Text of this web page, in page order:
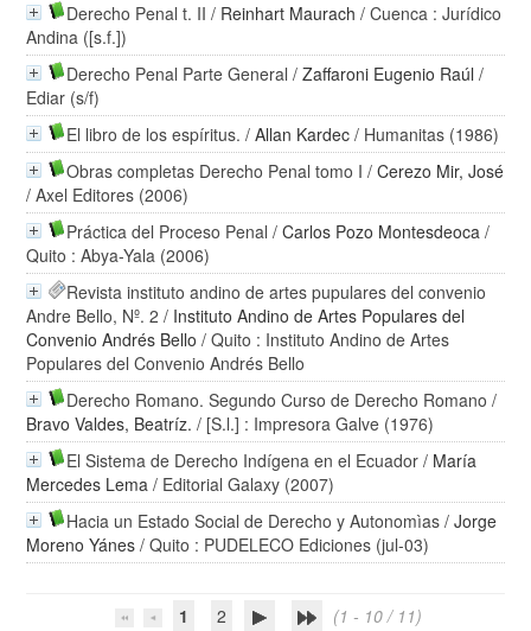
Derecho Penal t. II / Reinhart Maurach / Cuenca : Jurídico
Andina ([s.f.])
Derecho Penal Parte General /Zaffaroni Eugenio Raúl /
Ediar (s/f)
El libro de los espíritus. /Allan Kardec / Humanitas (1986)
Obras completas Derecho Penal tomo I /Cerezo Mir, José
/ Axel Editores (2006)
Práctica del Proceso Penal /Carlos Pozo Montesdeoca /
Quito : Abya-Yala (2006)
Revista instituto andino de artes pupulares del convenio
Andre Bello, Nº. 2 / Instituto Andino de Artes Populares del
Convenio Andrés Bello / Quito : Instituto Andino de Artes
Populares del Convenio Andrés Bello
Derecho Romano. Segundo Curso de Derecho Romano /
Bravo Valdes, Beatríz. / [S.l.] : Impresora Galve (1976)
El Sistema de Derecho Indígena en el Ecuador / María
Mercedes Lema / Editorial Galaxy (2007)
Hacia un Estado Social de Derecho y Autonomìas /Jorge
Moreno Yánes / Quito : PUDELECO Ediciones (jul-03)
1 2 (1 - 10 / 11)